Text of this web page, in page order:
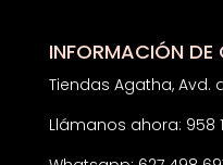
INFORMACIÓN
Tiendas Agatha, Avd.
Llámanos ahora: 958